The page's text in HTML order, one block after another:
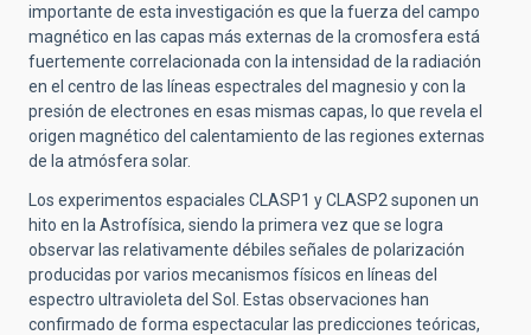
importante de esta investigación es que la fuerza del campo
magnético en las capas más externas de la cromosfera está
fuertemente correlacionada con la intensidad de la radiación
en el centro de las líneas espectrales del magnesio y con la
presión de electrones en esas mismas capas, lo que revela el
origen magnético del calentamiento de las regiones externas
de la atmósfera solar.
Los experimentos espaciales CLASP1 y CLASP2 suponen un
hito en la Astrofísica, siendo la primera vez que se logra
observar las relativamente débiles señales de polarización
producidas por varios mecanismos físicos en líneas del
espectro ultravioleta del Sol. Estas observaciones han
confirmado de forma espectacular las predicciones teóricas,